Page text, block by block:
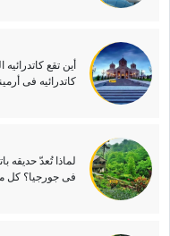
أین تقع
کاتدرائیه فی
لماذا تُعدّ حدیقه
فی جورجیا؟ کل